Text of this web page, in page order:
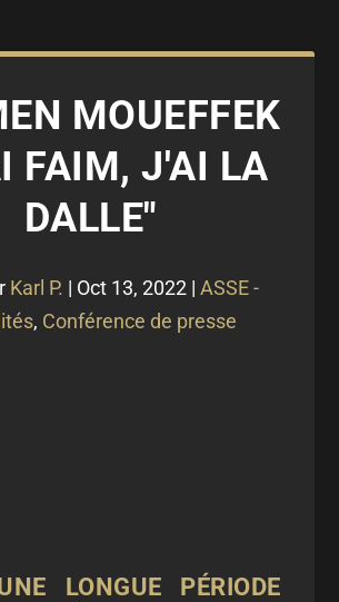
MOUEFFEK
FAIM, J'AI LA
DALLE"
Karl P. | Oct 13, 2022 | ASSE -
, Conférence de presse
LONGUE PÉRIODE